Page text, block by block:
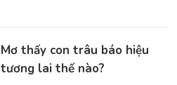
Mơ thấy con trâu báo hiệu
tương lai thế nào?